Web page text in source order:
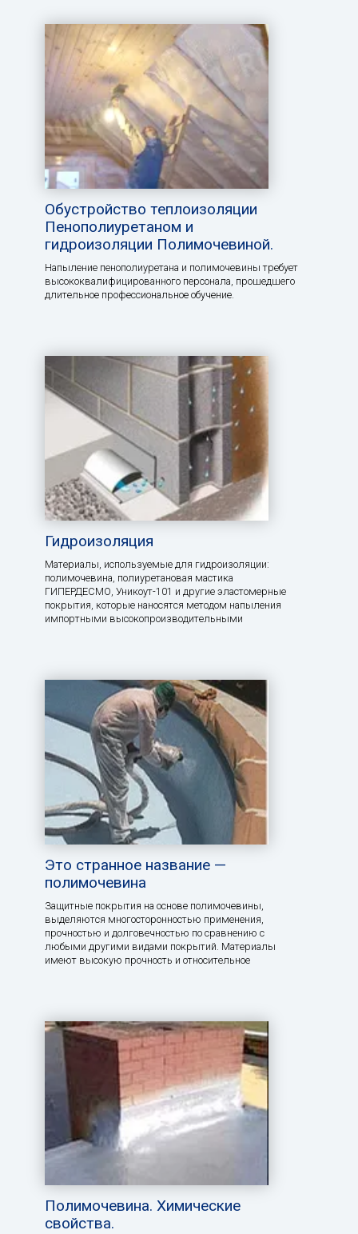
Обустройство теплоизоляции
Пенополиуретаном и
гидроизоляции Полимочевиной.
Напыление пенополиуретана и полимочевины требует
высококвалифицированного персонала, прошедшего
длительное профессиональное обучение.
Гидроизоляция
Материалы, используемые для гидроизоляции:
полимочевина, полиуретановая мастика
ГИПЕРДЕСМО, Уникоут-101 и другие эластомерные
покрытия, которые наносятся методом напыления
импортными высокопроизводительными
Это странное название —
полимочевина
Защитные покрытия на основе полимочевины,
выделяются многосторонностью применения,
прочностью и долговечностью по сравнению с
любыми другими видами покрытий. Материалы
имеют высокую прочность и относительное
Полимочевина. Химические
свойства.